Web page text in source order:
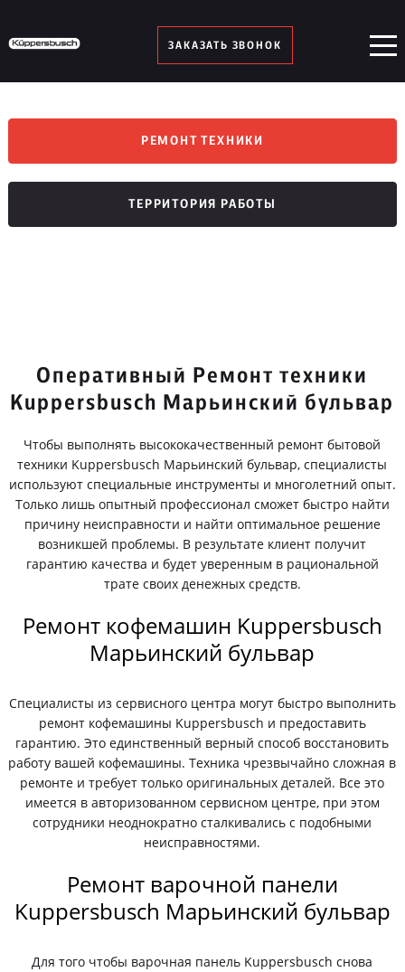
ЗАКАЗАТЬ ЗВОНОК
РЕМОНТ ТЕХНИКИ
ТЕРРИТОРИЯ РАБОТЫ
Оперативный Ремонт техники
Kuppersbusch Марьинский бульвар
Чтобы выполнять высококачественный ремонт бытовой
техники Kuppersbusch Марьинский бульвар, специалисты
используют специальные инструменты и многолетний опыт.
Только лишь опытный профессионал сможет быстро найти
причину неисправности и найти оптимальное решение
возникшей проблемы. В результате клиент получит
гарантию качества и будет уверенным в рациональной
трате своих денежных средств.
Ремонт кофемашин Kuppersbusch
Марьинский бульвар
Специалисты из сервисного центра могут быстро выполнить
ремонт кофемашины Kuppersbusch и предоставить
гарантию. Это единственный верный способ восстановить
работу вашей кофемашины. Техника чрезвычайно сложная в
ремонте и требует только оригинальных деталей. Все это
имеется в авторизованном сервисном центре, при этом
сотрудники неоднократно сталкивались с подобными
неисправностями.
Ремонт варочной панели
Kuppersbusch Марьинский бульвар
Для того чтобы варочная панель Kuppersbusch снова